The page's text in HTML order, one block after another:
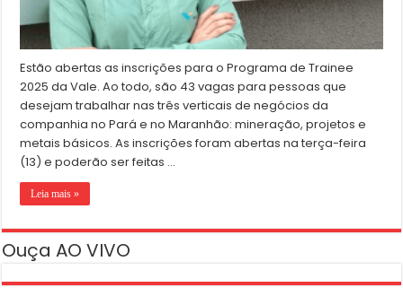
Estão abertas as inscrições para o Programa de Trainee
2025 da Vale. Ao todo, são 43 vagas para pessoas que
desejam trabalhar nas três verticais de negócios da
companhia no Pará e no Maranhão: mineração, projetos e
metais básicos. As inscrições foram abertas na terça-feira
(13) e poderão ser feitas …
Leia mais »
Ouça AO VIVO